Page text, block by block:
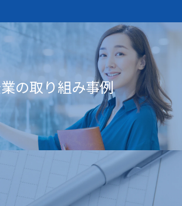
の取り組み事例